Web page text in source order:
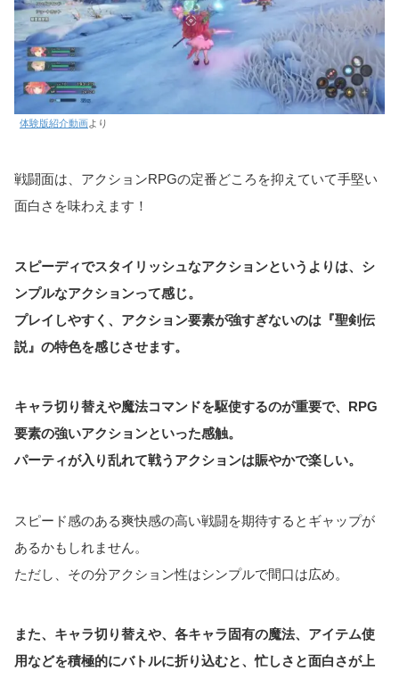
体験版紹介動画より
戦闘面は、アクションRPGの定番どころを抑えていて手堅い
面白さを味わえます！
スピーディでスタイリッシュなアクションというよりは、シ
ンプルなアクションって感じ。
プレイしやすく、アクション要素が強すぎないのは『聖剣伝
説』の特色を感じさせます。
キャラ切り替えや魔法コマンドを駆使するのが重要で、RPG
要素の強いアクションといった感触。
パーティが入り乱れて戦うアクションは賑やかで楽しい。
スピード感のある爽快感の高い戦闘を期待するとギャップが
あるかもしれません。
ただし、その分アクション性はシンプルで間口は広め。
また、キャラ切り替えや、各キャラ固有の魔法、アイテム使
用などを積極的にバトルに折り込むと、忙しさと面白さが上